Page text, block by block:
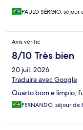
PAULO SÉRGIO,
Avis vérifié
8/10 Très bien
20 juil. 2026
Traduire avec Google
Quarto bom e limpio,
FERNANDO, séjour de